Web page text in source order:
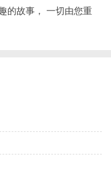
的故事， 一切由您重